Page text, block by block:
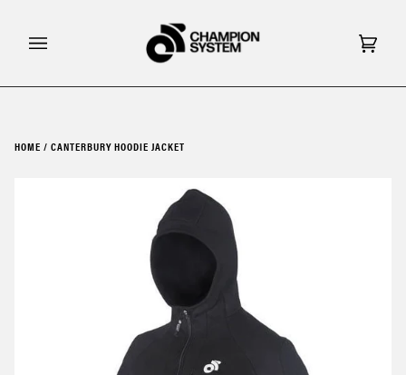
content
Cart
HOME / CANTERBURY HOODIE JACKET